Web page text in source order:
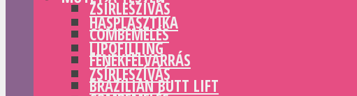
ZSÍRLESZÍVÁS
COMBEMELÉS
FENÉKFELVARRÁS
BRAZILIAN BUTT LIFT
HASPLASZTIKA
LIPOFILLING
ZSÍRLESZÍVÁS